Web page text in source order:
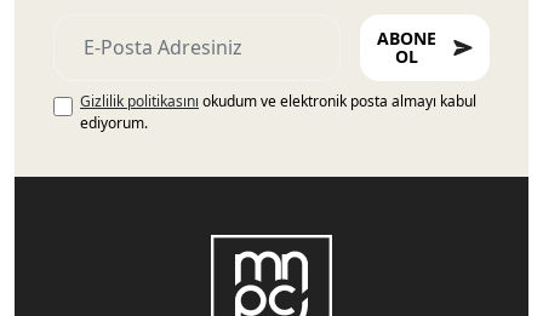
ABONE
OL
Gizlilik politikasını okudum ve elektronik posta almayı kabul
ediyorum.